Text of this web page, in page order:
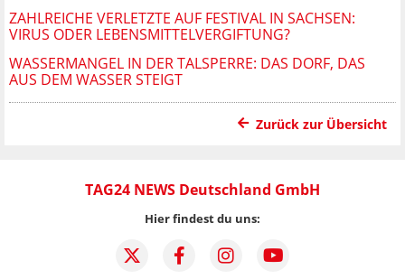
ZAHLREICHE VERLETZTE AUF FESTIVAL IN SACHSEN:
VIRUS ODER LEBENSMITTELVERGIFTUNG?
WASSERMANGEL IN DER TALSPERRE: DAS DORF, DAS
AUS DEM WASSER STEIGT
Zurück zur Übersicht
TAG24 NEWS Deutschland GmbH
Hier findest du uns: